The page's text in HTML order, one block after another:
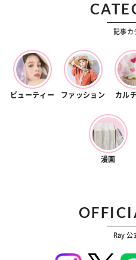
記事カ
ビューティー ファッション カル
漫画
Ray 公